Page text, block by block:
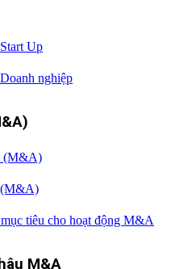
Up
nghiệp
(M&A)
(M&A)
tiêu cho hoạt động M&A
M&A